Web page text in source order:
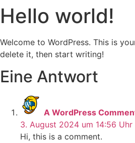
Zum
Inhalt
Hello world!
Welcome to WordPress. This is
delete it, then start writing!
Eine Antwort
A WordPress
3. August 2024 um 14:56 Uhr
Hi, this is a comment.